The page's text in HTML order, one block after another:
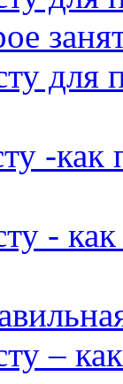
для
-как
-
–